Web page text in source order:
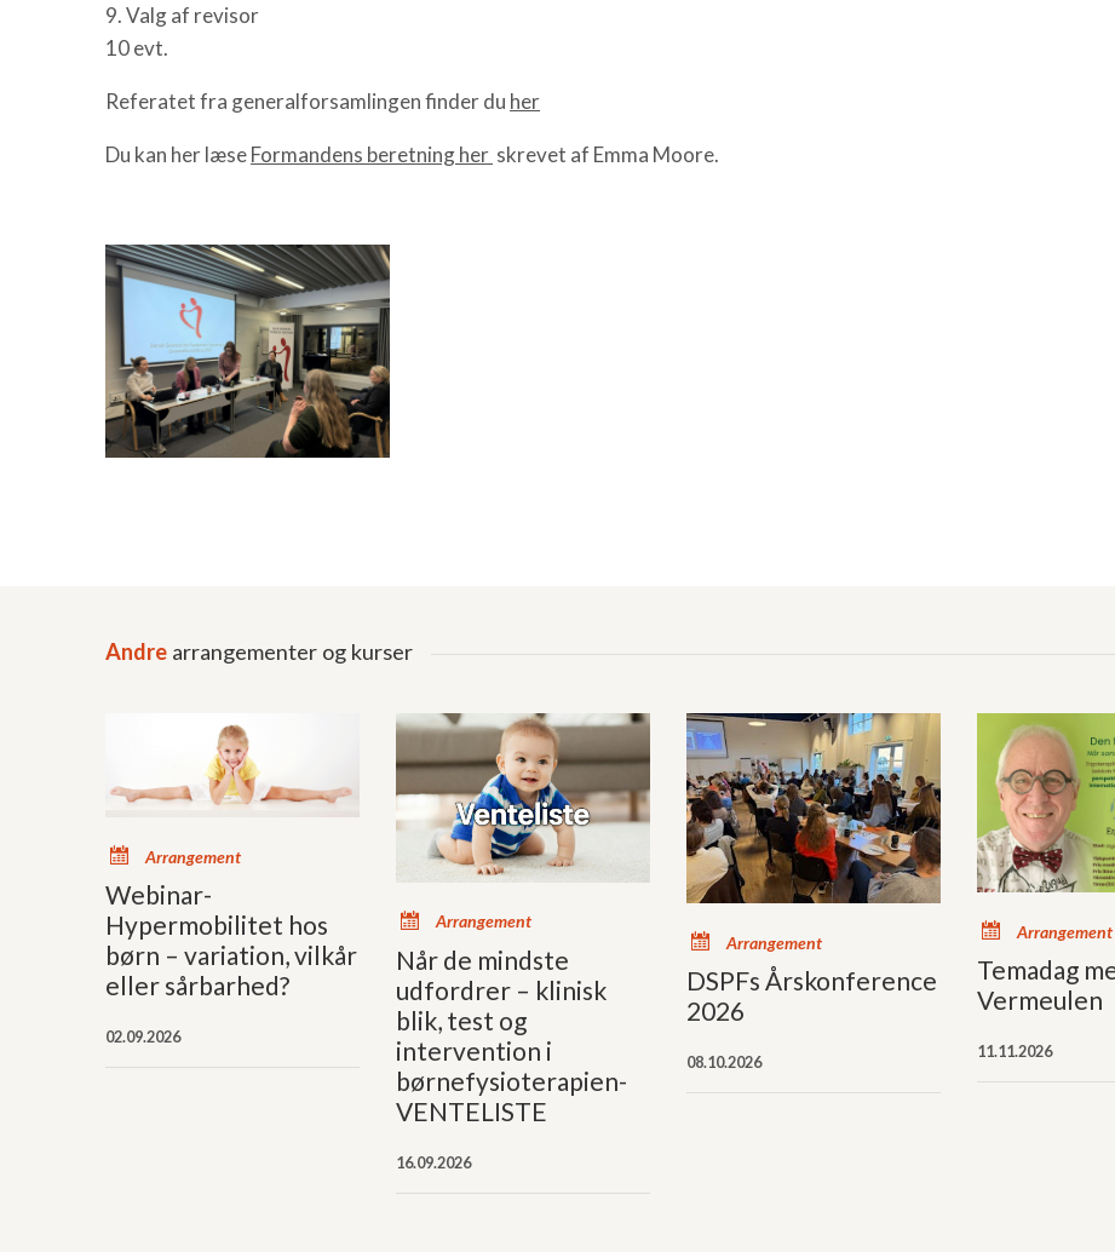
9. Valg af revisor
10 evt.
Referatet fra generalforsamlingen finder du her
Du kan her læseFormandens beretning her skrevet af Emma Moore.
Andre arrangementer og kurser
x Arrangement
Webinar-
Hypermobilitet hos
børn – variation, vilkår
eller sårbarhed?
02.09.2026
x Arrangement
Når de mindste
udfordrer – klinisk
blik, test og
intervention i
børnefysioterapien-
VENTELISTE
16.09.2026
x Arrangement
DSPFs Årskonference
2026
08.10.2026
x Arrangement
Temadag
Vermeulen
11.11.2026